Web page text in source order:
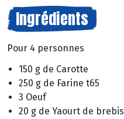
Ingrédients
Pour 4 personnes
150 g de Carotte
250 g de Farine t65
3 Oeuf
20 g de Yaourt de brebis